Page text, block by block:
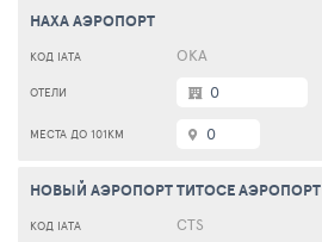
НАХА АЭРОПОРТ
OKA
0
0
НОВЫЙ АЭРОПОРТ ТИТОСЕ АЭРОПОРТ
CTS